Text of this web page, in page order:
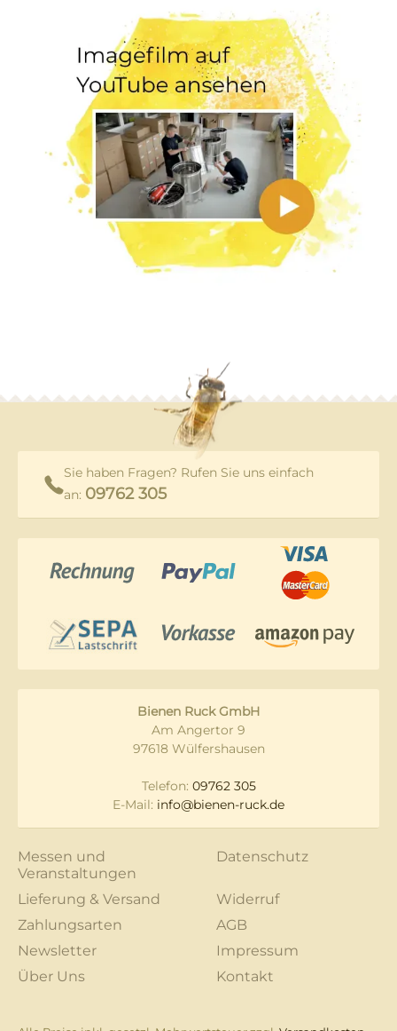
Sie haben Fragen? Rufen Sie uns einfach
an: 09762 305
Bienen Ruck GmbH
Am Angertor 9
97618 Wülfershausen
Telefon: 09762 305
E-Mail: info@bienen-ruck.de
Messen und
Veranstaltungen
Datenschutz
Lieferung & Versand
Widerruf
Zahlungsarten
AGB
Newsletter
Impressum
Über Uns
Kontakt